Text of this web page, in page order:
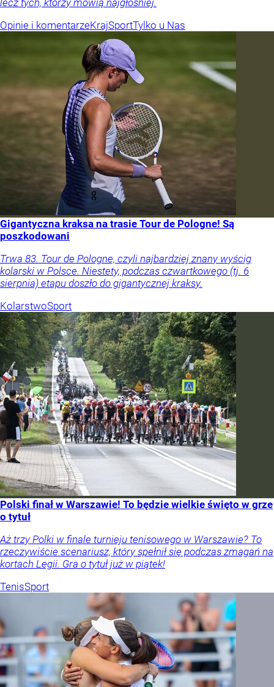
Opinie i komentarzeKrajSportTylko u Nas
Gigantyczna kraksa na trasie Tour de Pologne! Są
poszkodowani
Trwa 83. Tour de Pologne, czyli najbardziej znany wyścig
kolarski w Polsce. Niestety, podczas czwartkowego (tj. 6
sierpnia) etapu doszło do gigantycznej kraksy.
KolarstwoSport
Polski finał w Warszawie! To będzie wielkie święto w grze
o tytuł
Aż trzy Polki w finale turnieju tenisowego w Warszawie? To
rzeczywiście scenariusz, który spełnił się podczas zmagań na
kortach Legii. Gra o tytuł już w piątek!
TenisSport